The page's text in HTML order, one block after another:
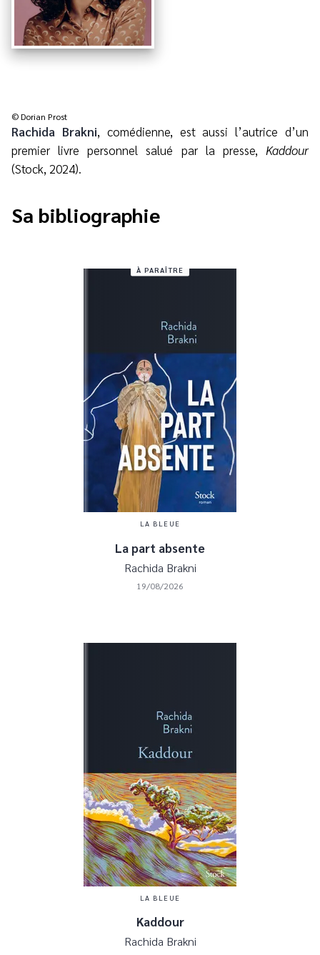
Rachida Brakni, comédienne, est aussi l’autrice d’un
premier livre personnel salué par la presse, Kaddour
(Stock, 2024).
© Dorian Prost
Sa bibliographie
À PARAÎTRE
LA BLEUE
La part absente
Rachida Brakni
19/08/2026
LA BLEUE
Kaddour
Rachida Brakni